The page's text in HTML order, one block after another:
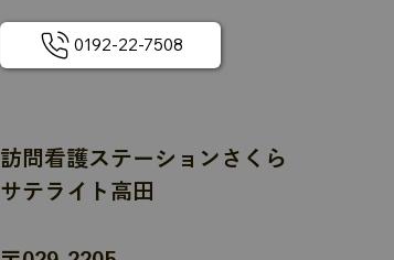
訪問看護ステーションさくら
サテライト高田
0192-22-7508